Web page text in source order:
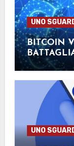
UNO
BITCOIN
UNO